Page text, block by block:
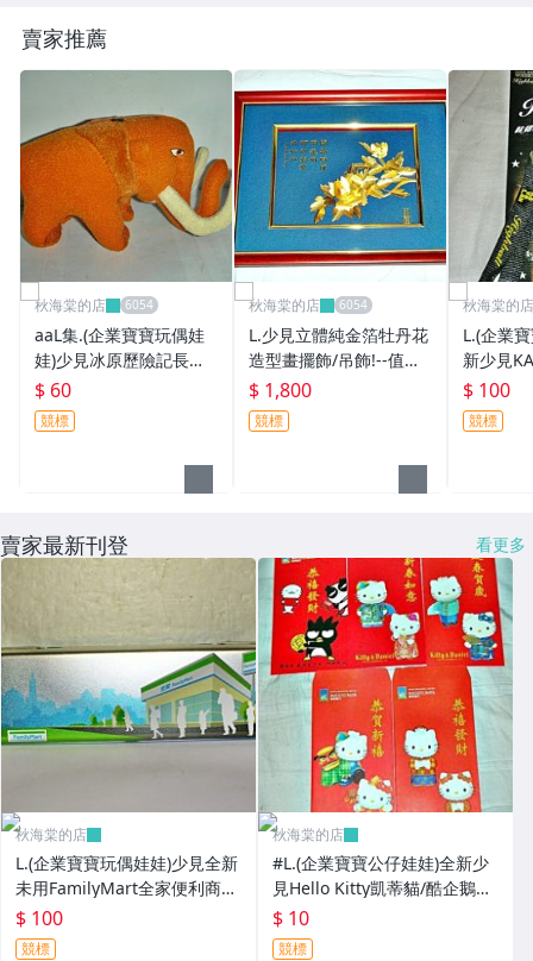
賣家推薦
秋海棠的店
aaL集.(企業寶寶玩偶娃
娃)少見冰原歷險記長毛
象蠻尼絨布娃娃!!--值得
收藏!!/黑箱62/-P
$ 60
競標
秋海棠的店
L.少見立體純金箔牡丹花
造型畫擺飾/吊飾!--值得
收藏!/6房樂箱26/-P
$ 1,800
競標
秋海棠的店
L.(企業
新少見
威士忌
收藏!!/
$ 100
競標
賣家最新刊登 看更多
秋海棠的店
L.(企業寶寶玩偶娃娃)少見全新
未用FamilyMart全家便利商店
鐵質筆盒!--值得擁有!
$ 100
競標
秋海棠的店
#L.(企業寶寶公仔娃娃)全新少
見Hello Kitty凱蒂貓/酷企鵝造
型紅包袋5個一套誠泰銀行所
贈!
$ 10
競標